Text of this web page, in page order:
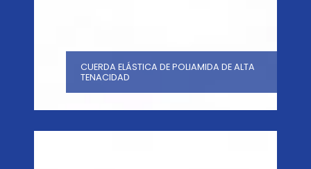
CUERDA ELÁSTICA DE POLIAMIDA DE ALTA
TENACIDAD